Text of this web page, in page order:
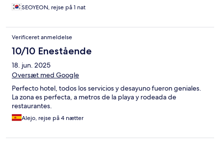
SEOYEON, rejse på 1 nat
Verificeret anmeldelse
10/10 Enestående
18. jun. 2025
Oversæt med Google
Perfecto hotel, todos los servicios y desayuno fueron geniales.
La zona es perfecta, a metros de la playa y rodeada de
restaurantes.
Alejo, rejse på 4 nætter